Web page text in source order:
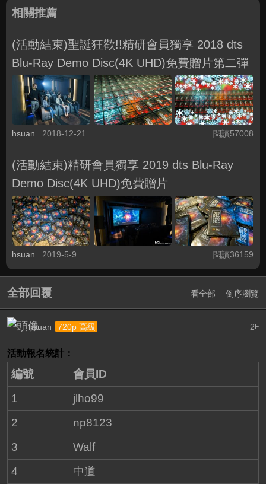
相關推薦
(活動結束)聖誕狂歡!!精研會員獨享 2018 dts
Blu-Ray Demo Disc(4K UHD)免費贈片第二彈
hsuan 2018-12-21 閱讀57008
(活動結束)精研會員獨享 2019 dts Blu-Ray
Demo Disc(4K UHD)免費贈片
hsuan 2019-5-9 閱讀36159
全部回覆 看全部 倒序瀏覽
2F
hsuan 720p 高級
活動報名統計：
編號
會員ID
1
jlho99
2
np8123
3
Walf
4
中道